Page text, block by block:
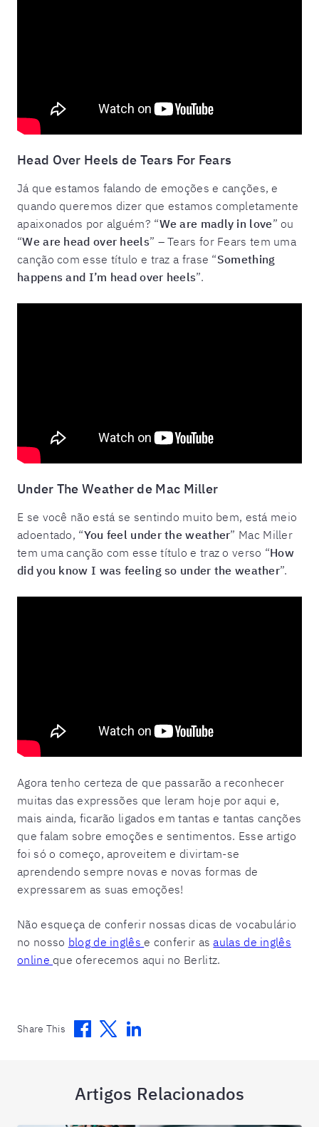
Head Over Heels de Tears For Fears
Já que estamos falando de emoções e canções, e
quando queremos dizer que estamos completamente
apaixonados por alguém? “We are madly in love” ou
“We are head over heels” – Tears for Fears tem uma
canção com esse título e traz a frase “Something
happens and I’m head over heels”.
Under The Weather de Mac Miller
E se você não está se sentindo muito bem, está meio
adoentado, “You feel under the weather” Mac Miller
tem uma canção com esse título e traz o verso “How
did you know I was feeling so under the weather”.
Agora tenho certeza de que passarão a reconhecer
muitas das expressões que leram hoje por aqui e,
mais ainda, ficarão ligados em tantas e tantas canções
que falam sobre emoções e sentimentos. Esse artigo
foi só o começo, aproveitem e divirtam-se
aprendendo sempre novas e novas formas de
expressarem as suas emoções!
Não esqueça de conferir nossas dicas de vocabulário
no nosso blog de inglês e conferir asaulas de inglês
online que oferecemos aqui no Berlitz.
Share This Facebook
TwitterLinkedin
Artigos Relacionados